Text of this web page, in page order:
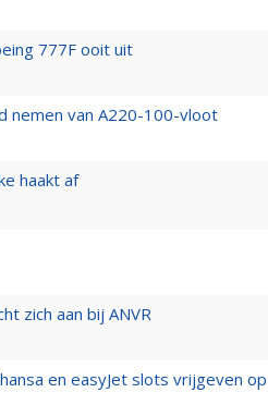
777F ooit uit
nemen van A220-100-vloot
haakt af
zich aan bij ANVR
en easyJet slots vrijgeven op